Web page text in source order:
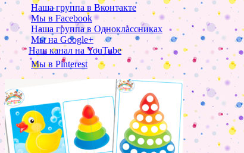
Наша группа в Вконтакте
Мы в Facebook
Наша группа в Одноклассниках
Мы на Google+
Наш канал на YouTube
Мы в Pinterest